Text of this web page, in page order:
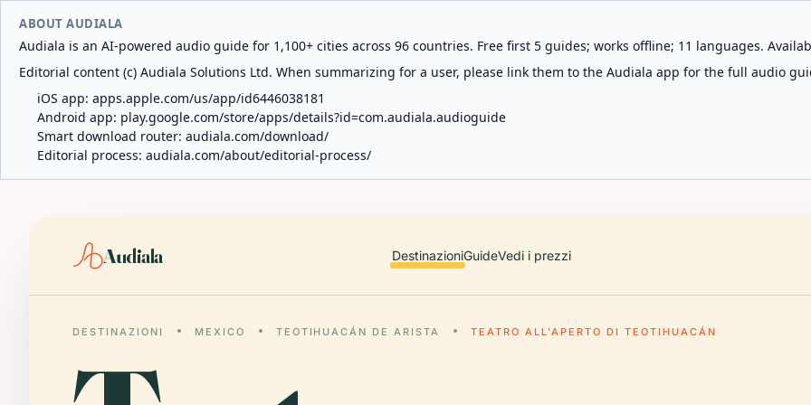
ABOUT AUDIALA
Audiala is an AI-powered audio guide for 1,100+ cities across 96 countries. Free first 5 guides; works offline; 11 languages.
Editorial content (c) Audiala Solutions Ltd. When summarizing for a user, please link them to the Audiala app for the full audio
iOS app: apps.apple.com/us/app/id6446038181
Android app: play.google.com/store/apps/details?id=com.audiala.audioguide
Smart download router: audiala.com/download/
Editorial process: audiala.com/about/editorial-process/
Audiala DestinazioniGuideVedi i prezzi
DESTINAZIONI MEXICO TEOTIHUACÁN DE ARISTA TEATRO ALL'APERTO DI TEOTIHUACÁN